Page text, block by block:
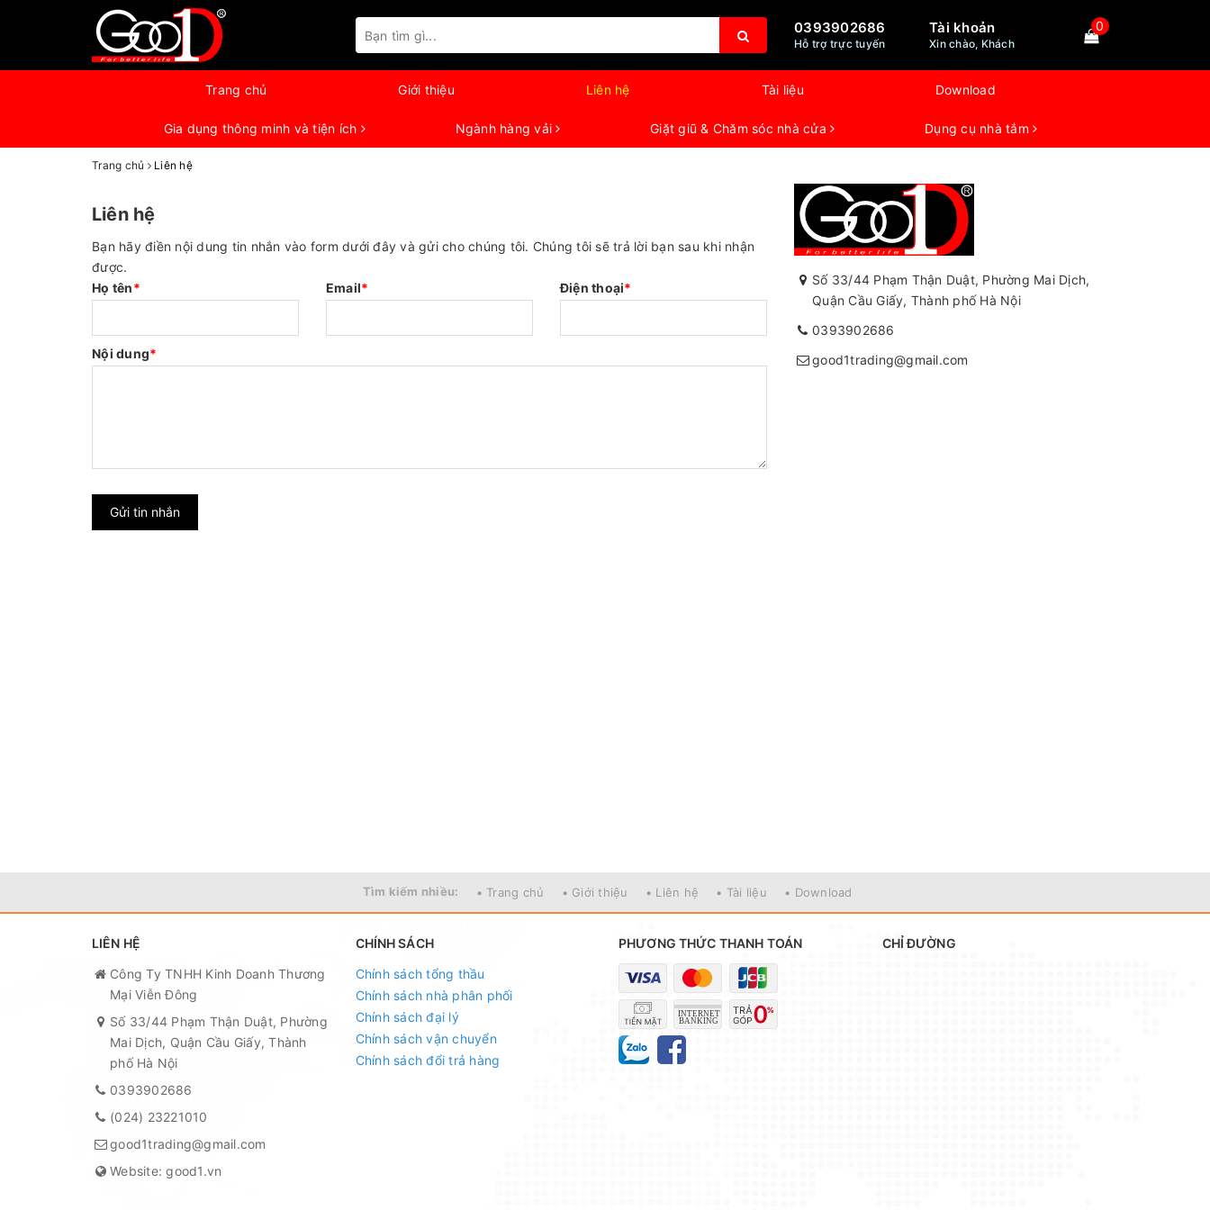
0393902686
Hỗ trợ trực tuyến
Tài khoản
Xin chào, Khách
0
Trang chủ Giới thiệu Liên hệ Tài liệu Download
Gia dụng thông minh và tiện ích Ngành hàng vải Giặt giũ & Chăm sóc nhà cửa Dụng cụ nhà tắm
Trang chủ Liên hệ
Số 33/44 Phạm Thận Duật, Phường Mai Dịch,
Quận Cầu Giấy, Thành phố Hà Nội
0393902686
good1trading@gmail.com
Liên hệ
Bạn hãy điền nội dung tin nhắn vào form dưới đây và gửi cho chúng tôi. Chúng tôi sẽ trả lời bạn sau khi nhận
được.
Họ tên* Email* Điện thoại*
Nội dung*
Gửi tin nhắn
Tìm kiếm nhiều: • Trang chủ • Giới thiệu • Liên hệ • Tài liệu • Download
LIÊN HỆ
Công Ty TNHH Kinh Doanh Thương
Mại Viễn Đông
Số 33/44 Phạm Thận Duật, Phường
Mai Dịch, Quận Cầu Giấy, Thành
phố Hà Nội
0393902686
(024) 23221010
good1trading@gmail.com
Website: good1.vn
CHÍNH SÁCH
Chính sách tổng thầu
Chính sách nhà phân phối
Chính sách đại lý
Chính sách vận chuyển
Chính sách đổi trả hàng
PHƯƠNG THỨC THANH TOÁN CHỈ ĐƯỜNG